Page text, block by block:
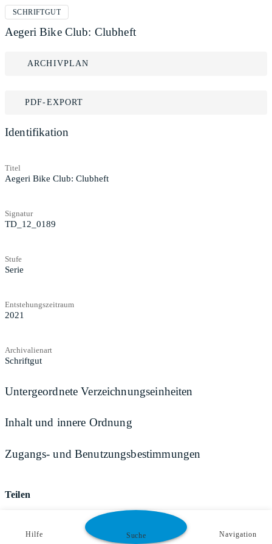
SCHRIFTGUT
Aegeri Bike Club: Clubheft
ARCHIVPLAN
PDF-EXPORT
Identifikation
Titel
Aegeri Bike Club: Clubheft
Signatur
TD_12_0189
Stufe
Serie
Entstehungszeitraum
2021
Archivalienart
Schriftgut
Untergeordnete Verzeichnungseinheiten
Inhalt und innere Ordnung
Zugangs- und Benutzungsbestimmungen
Teilen
Hilfe Suche Navigation